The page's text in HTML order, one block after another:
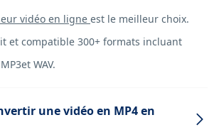
vidéo en ligne est le meilleur choix.
et compatible 300+ formats incluant
WAV.
une vidéo en MP4 en